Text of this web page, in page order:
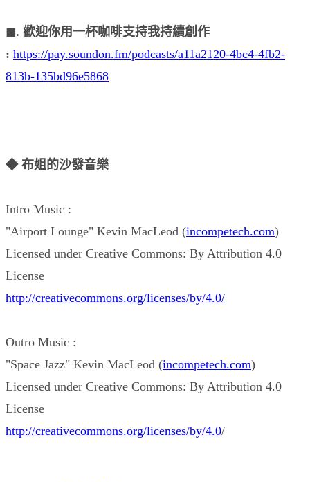
◼︎. 歡迎你用一杯咖啡支持我持續創作
: https://pay.soundon.fm/podcasts/a11a2120-4bc4-4fb2-
813b-135bd96e5868
◆ 布姐的沙發音樂
Intro Music :
"Airport Lounge" Kevin MacLeod (incompetech.com)
Licensed under Creative Commons: By Attribution 4.0
License
http://creativecommons.org/licenses/by/4.0/
Outro Music :
"Space Jazz" Kevin MacLeod (incompetech.com)
Licensed under Creative Commons: By Attribution 4.0
License
http://creativecommons.org/licenses/by/4.0/